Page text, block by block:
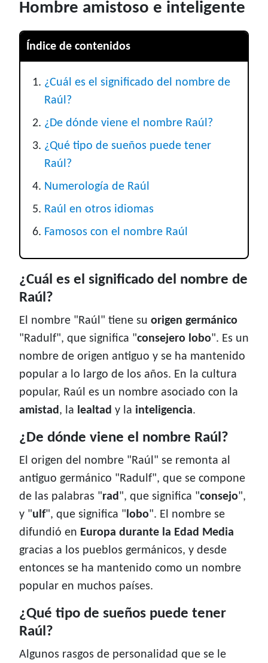
Hombre amistoso e inteligente
Índice de contenidos
¿Cuál es el significado del nombre de
Raúl?
¿De dónde viene el nombre Raúl?
¿Qué tipo de sueños puede tener
Raúl?
Numerología de Raúl
Raúl en otros idiomas
Famosos con el nombre Raúl
¿Cuál es el significado del nombre de
Raúl?
El nombre "Raúl" tiene su origen germánico
"Radulf", que significa "consejero lobo". Es un
nombre de origen antiguo y se ha mantenido
popular a lo largo de los años. En la cultura
popular, Raúl es un nombre asociado con la
amistad, la lealtad y la inteligencia.
¿De dónde viene el nombre Raúl?
El origen del nombre "Raúl" se remonta al
antiguo germánico "Radulf", que se compone
de las palabras "rad", que significa "consejo",
y "ulf", que significa "lobo". El nombre se
difundió en Europa durante la Edad Media
gracias a los pueblos germánicos, y desde
entonces se ha mantenido como un nombre
popular en muchos países.
¿Qué tipo de sueños puede tener
Raúl?
Algunos rasgos de personalidad que se le